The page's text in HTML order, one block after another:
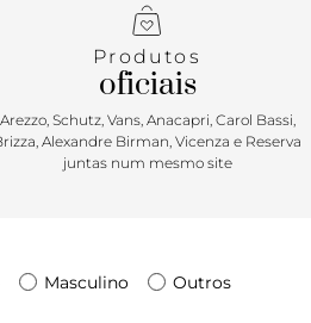
Produtos
oficiais
Arezzo, Schutz, Vans, Anacapri, Carol Bassi,
Alexandre Birman, Vicenza e Reserva
juntas num mesmo site
Masculino Outros